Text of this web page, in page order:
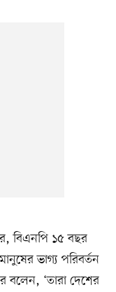
বিএনপি ১৫ বছর
ভাগ্য পরিবর্তন
বলেন, ‘তারা দেশের